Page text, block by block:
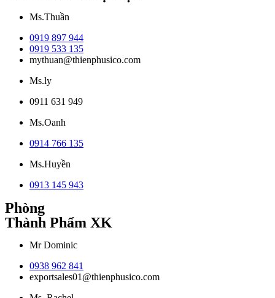
Ms.Thuần
0919 897 944
0919 533 135
mythuan@thienphusico.com
Ms.ly
0911 631 949
Ms.Oanh
0914 766 135
Ms.Huyền
0913 145 943
Phòng
Thành Phẩm XK
Mr Dominic
0938 962 841
exportsales01@thienphusico.com